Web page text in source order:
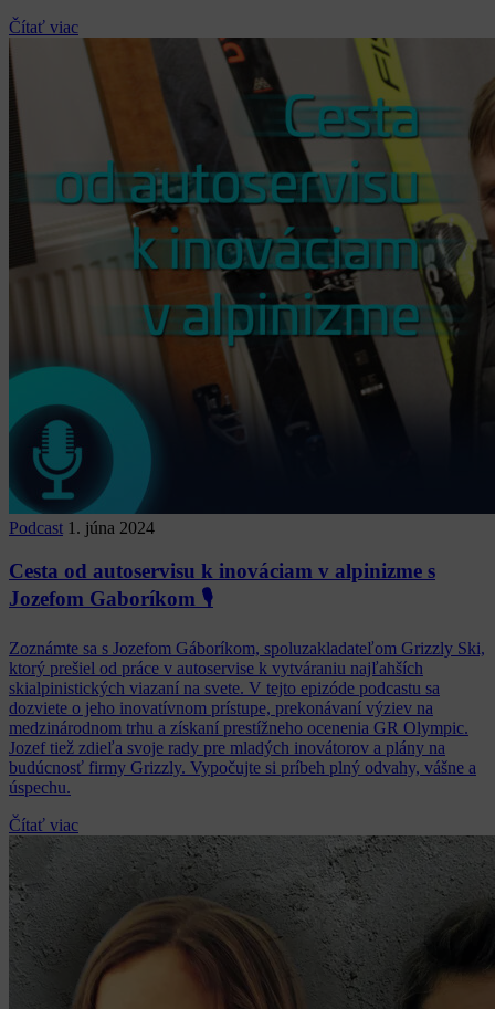
Čítať viac
Podcast 1. júna 2024
Cesta od autoservisu k inováciam v alpinizme s
Jozefom Gaboríkom 🎙️
Zoznámte sa s Jozefom Gáboríkom, spoluzakladateľom Grizzly Ski,
ktorý prešiel od práce v autoservise k vytváraniu najľahších
skialpinistických viazaní na svete. V tejto epizóde podcastu sa
dozviete o jeho inovatívnom prístupe, prekonávaní výziev na
medzinárodnom trhu a získaní prestížneho ocenenia GR Olympic.
Jozef tiež zdieľa svoje rady pre mladých inovátorov a plány na
budúcnosť firmy Grizzly. Vypočujte si príbeh plný odvahy, vášne a
úspechu.
Čítať viac